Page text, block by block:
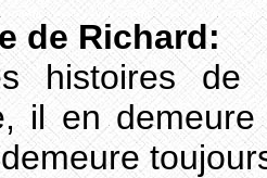
de Richard:
histoires de
il en